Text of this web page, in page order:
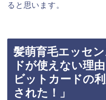
ると思います。
髪萌育毛エッセ
ドが使えない理
ビットカードの
された！」